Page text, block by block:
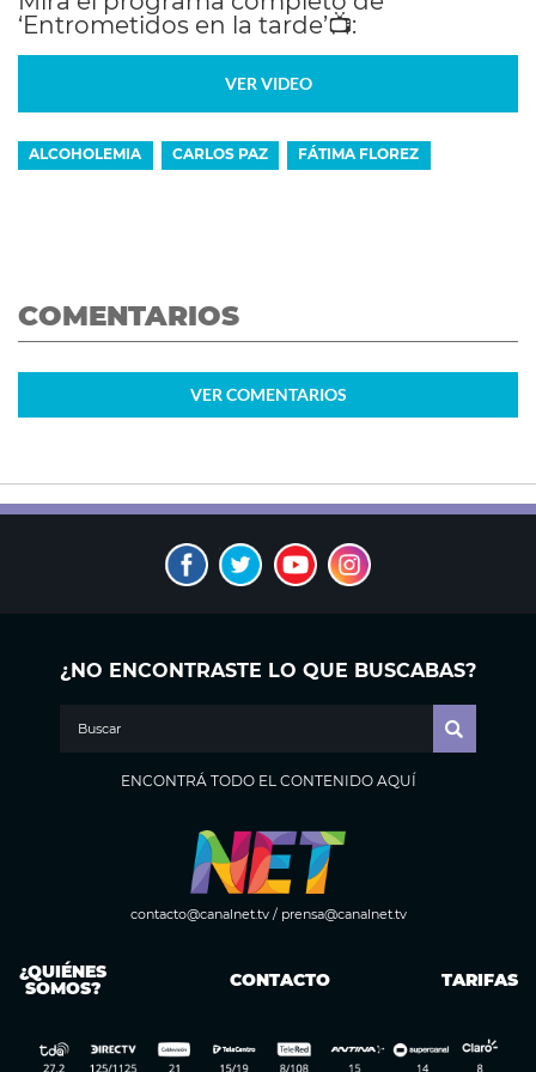
‘Entrometidos en la tarde’📺:
VER VIDEO
ALCOHOLEMIA CARLOS PAZ FÁTIMA FLOREZ
COMENTARIOS
VER COMENTARIOS
¿NO ENCONTRASTE LO QUE BUSCABAS?
ENCONTRÁ TODO EL CONTENIDO AQUÍ
contacto@canalnet.tv/ prensa@canalnet.tv
¿QUIÉNES
SOMOS? CONTACTO TARIFAS